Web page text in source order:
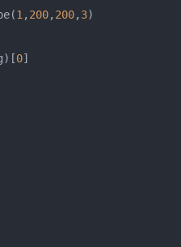
1 , 200, 200, 3)
0]